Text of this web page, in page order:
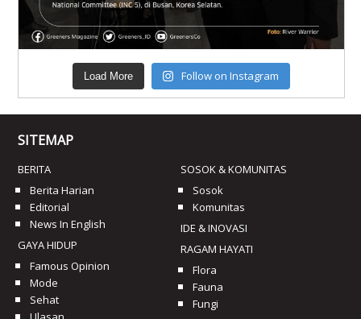
Load More Follow on Instagram
SITEMAP
BERITA
Berita Harian
Editorial
News In English
GAYA HIDUP
Famous Opinion
Mode
Sehat
SOSOK & KOMUNITAS
Sosok
Komunitas
IDE & INOVASI
RAGAM HAYATI
Flora
Fauna
Fungi